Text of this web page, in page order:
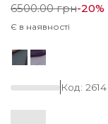
6500.00грн-20%
Є в наявності
Код: 2614